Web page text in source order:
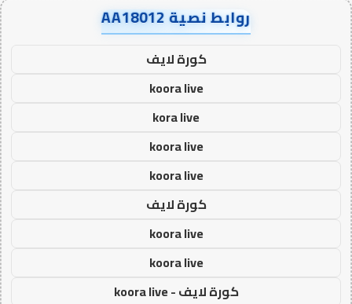
روابط نصية AA18012
كورة لايف
koora live
kora live
koora live
koora live
كورة لايف
koora live
koora live
كورة لايف - koora live